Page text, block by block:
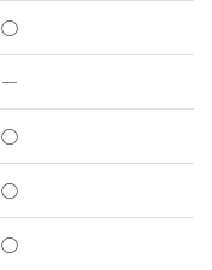
◯
―
◯
◯
◯